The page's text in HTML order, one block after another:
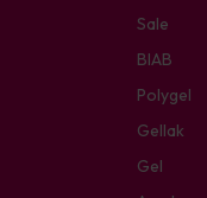
Sale
BIAB
Polygel
Gellak
Gel